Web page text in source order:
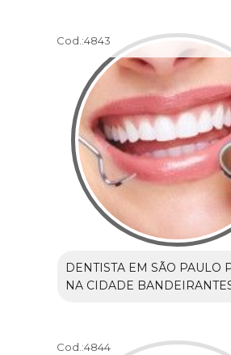
Cod.:4843
DENTISTA EM SÃO PAULO
NA CIDADE
Cod.:4844